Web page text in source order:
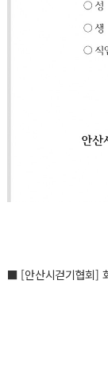
■ [안산시걷기협회]